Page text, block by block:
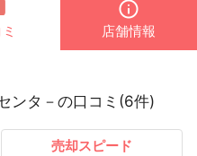
店舗情報
ンタ－の口コミ(6件)
売却スピード